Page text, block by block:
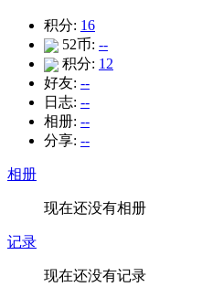
积分: 16
52币: --
积分: 12
好友: --
日志: --
相册: --
分享: --
相册
现在还没有相册
记录
现在还没有记录